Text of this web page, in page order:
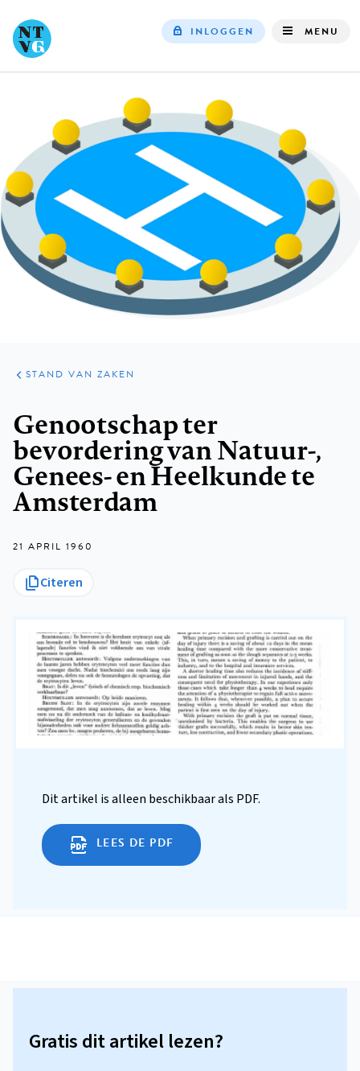
INLOGGEN MENU
ARTIKELEN
PRAKTIJK
STAND VAN ZAKEN
Genootschap ter
bevordering van Natuur-,
Genees- en Heelkunde te
Amsterdam
21 APRIL 1960
Citeren
Dit artikel is alleen beschikbaar als PDF.
LEES DE PDF
Gratis dit artikel lezen?